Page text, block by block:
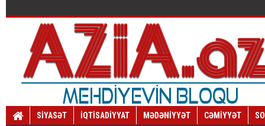
SİYASƏT İQTİSADİYYAT MƏDƏNİYYƏT CƏMİYYƏT